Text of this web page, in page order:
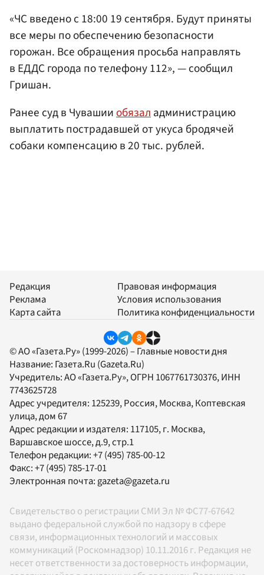
«ЧС введено с 18:00 19 сентября. Будут приняты
все меры по обеспечению безопасности
горожан. Все обращения просьба направлять
в ЕДДС города по телефону 112», — сообщил
Гришан.
Ранее суд в Чувашииобязаладминистрацию
выплатить пострадавшей от укуса бродячей
собаки компенсацию в 20 тыс. рублей.
Редакция
Реклама
Карта сайта
Правовая информация
Условия использования
Политика конфиденциальности
© АО «Газета.Ру» (1999-2026) – Главные новости дня
Название: Газета.Ru (Gazeta.Ru)
Учредитель:АО «Газета.Ру», ОГРН 1067761730376, ИНН
7743625728
Адрес учредителя: 125239, Россия, Москва, Коптевская
улица, дом 67
Адрес редакции и издателя: 117105, г. Москва,
Варшавское шоссе, д.9, стр.1
Телефон редакции:+7 (495) 785-00-12
Факс:+7 (495) 785-17-01
Электронная почта:gazeta@gazeta.ru
Свидетельство о регистрации СМИ Эл № ФС77-67642
выдано федеральной службой по надзору в сфере
связи, информационных технологий и массовых
коммуникаций (Роскомнадзор) 10.11.2016 г. Редакция не
несет ответственности за достоверность информации,